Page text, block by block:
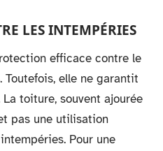
LES INTEMPÉRIES
efficace contre le
elle ne garantit
toiture, souvent ajourée
pas une utilisation
Pour une